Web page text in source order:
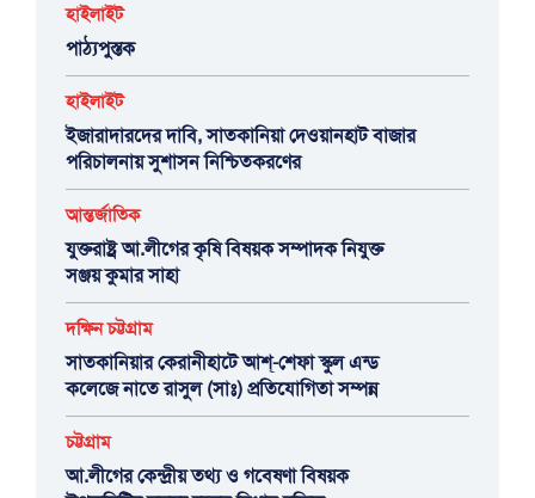
হাইলাইট
পাঠ্যপুস্তক
হাইলাইট
ইজারাদারদের দাবি, সাতকানিয়া দেওয়ানহাট বাজার
পরিচালনায় সুশাসন নিশ্চিতকরণের
আন্তর্জাতিক
যুক্তরাষ্ট্র আ.লীগের কৃষি বিষয়ক সম্পাদক নিযুক্ত
সঞ্জয় কুমার সাহা
দক্ষিন চট্টগ্রাম
সাতকানিয়ার কেরানীহাটে আশ্-শেফা স্কুল এন্ড
কলেজে নাতে রাসুল (সাঃ) প্রতিযোগিতা সম্পন্ন
চট্টগ্রাম
আ.লীগের কেন্দ্রীয় তথ্য ও গবেষণা বিষয়ক